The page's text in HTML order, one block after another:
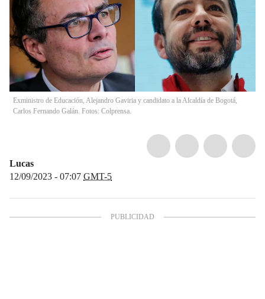
Exministro de Educación, Alejandro Gaviria y candidato a la Alcaldía de Bogotá,
Carlos Fernando Galán. Fotos: Colprensa.
Lucas
12/09/2023 - 07:07 GMT-5